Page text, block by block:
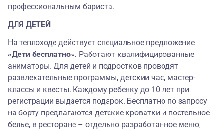
профессиональным бариста.
ДЛЯ ДЕТЕЙ
На теплоходе действует специальное предложение
«Дети бесплатно». Работают квалифицированные
аниматоры. Для детей и подростков проводят
развлекательные программы, детский час, мастер-
классы и квесты. Каждому ребенку до 10 лет при
регистрации выдается подарок. Бесплатно по запросу
на борту предлагаются детские кроватки и постельное
белье, в ресторане – отдельно разработанное меню,